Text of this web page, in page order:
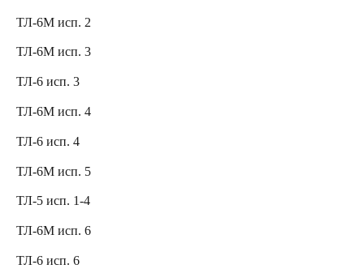
ТЛ-6М исп. 2
ТЛ-6М исп. 3
ТЛ-6 исп. 3
ТЛ-6М исп. 4
ТЛ-6 исп. 4
ТЛ-6М исп. 5
ТЛ-5 исп. 1-4
ТЛ-6М исп. 6
ТЛ-6 исп. 6